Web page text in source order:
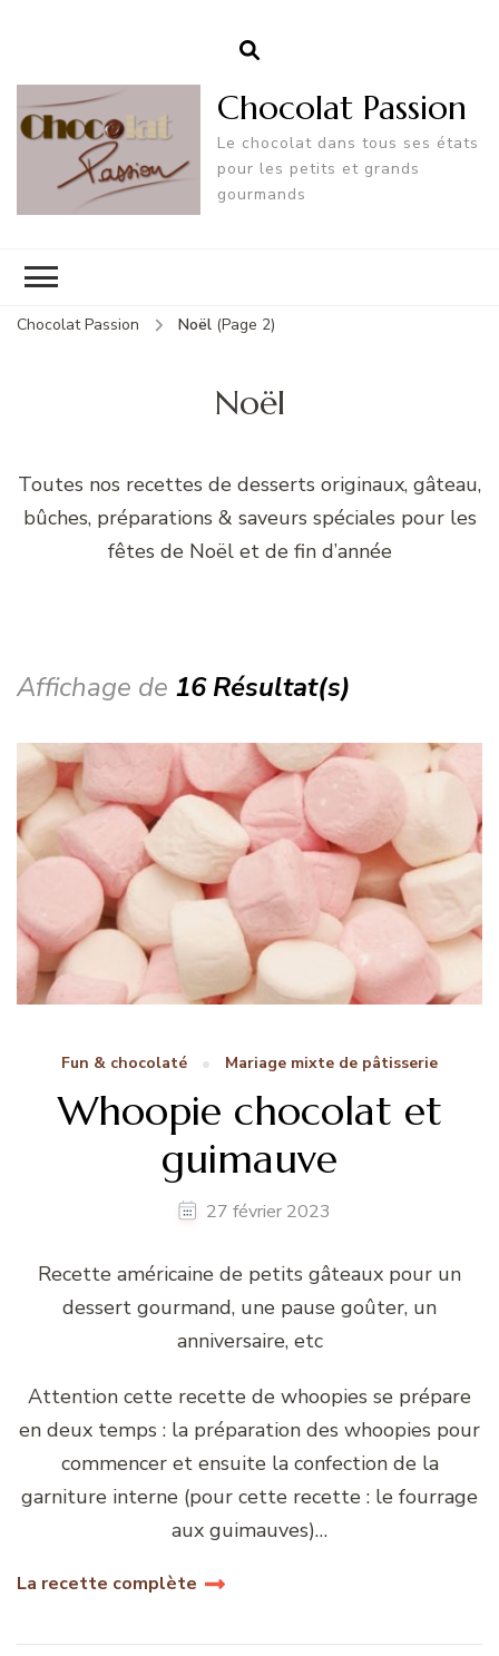
Chocolat Passion
Le chocolat dans tous ses états
pour les petits et grands
gourmands
Chocolat Passion Noël (Page 2)
Noël
Toutes nos recettes de desserts originaux, gâteau,
bûches, préparations & saveurs spéciales pour les
fêtes de Noël et de fin d’année
Affichage de 16 Résultat(s)
Fun & chocolaté Mariage mixte de pâtisserie
Whoopie chocolat et
guimauve
27 février 2023
Recette américaine de petits gâteaux pour un
dessert gourmand, une pause goûter, un
anniversaire, etc
Attention cette recette de whoopies se prépare
en deux temps : la préparation des whoopies pour
commencer et ensuite la confection de la
garniture interne (pour cette recette : le fourrage
aux guimauves)…
La recette complète